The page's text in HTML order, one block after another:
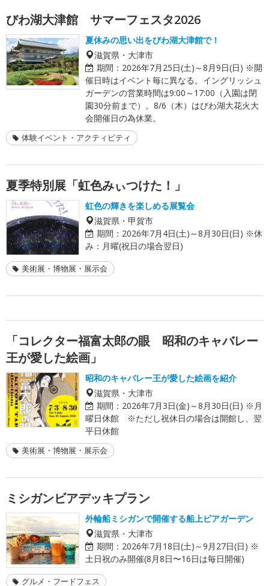
びわ湖大津館 サマーフェスタ2026
夏休みの思い出をびわ湖大津館で！
滋賀県・大津市
期間： 2026年7月25日(土)～8月9日(日) ※開
催日時はイベント毎に異なる。イングリッシュ
ガーデンの営業時間は9:00～17:00（入園は閉
園30分前まで）。8/6（木）はびわ湖大花火大
会開催日の為休業。
体験イベント・アクティビティ
夏季特別展「虹色みぃつけた！」
虹色の輝きを楽しめる展覧会
滋賀県・甲賀市
期間： 2026年7月4日(土)～8月30日(日) ※休
み：月曜(祝日の場合翌日)
美術展・博物展・展示会
「コレクター福富太郎の眼 昭和のキャバレー
王が愛した絵画」
昭和のキャバレー王が愛した絵画を紹介
滋賀県・大津市
期間： 2026年7月3日(金)～8月30日(日) ※月
曜日休館 ※ただし祝休日の場合は開館し、翌
平日休館
美術展・博物展・展示会
ミシガンビアデッキプラン
外輪船ミシガンで開催する船上ビアガーデン
滋賀県・大津市
期間： 2026年7月18日(土)～9月27日(日) ※
土日祝のみ開催(8月8日〜16日は毎日開催)
グルメ・フードフェス